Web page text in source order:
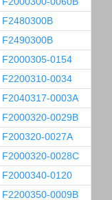
F2480300B
F2490300B
F2000305-0154
F2200310-0034
F2040317-0003A
F2000320-0029B
F200320-0027A
F2000320-0028C
F2000340-0120
F2200350-0009B